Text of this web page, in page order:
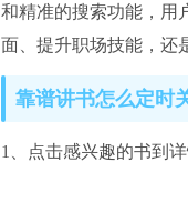
和精准的搜索功能，用
面、提升职场技能，还
靠谱讲书怎么定时
1、点击感兴趣的书到